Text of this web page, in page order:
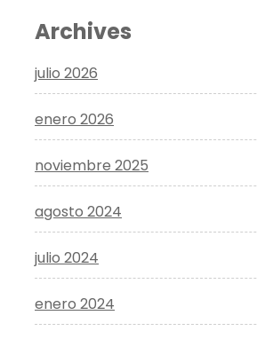
Archives
julio 2026
enero 2026
noviembre 2025
agosto 2024
julio 2024
enero 2024